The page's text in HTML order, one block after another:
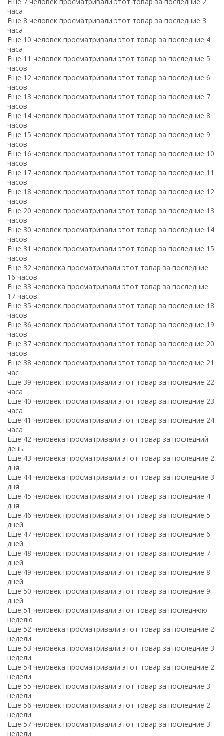
часа
Еще 8 человек просматривали этот товар за последние 3
часа
Еще 10 человек просматривали этот товар за последние 4
часа
Еще 11 человек просматривали этот товар за последние 5
часов
Еще 12 человек просматривали этот товар за последние 6
часов
Еще 13 человек просматривали этот товар за последние 7
часов
Еще 14 человек просматривали этот товар за последние 8
часов
Еще 15 человек просматривали этот товар за последние 9
часов
Еще 16 человек просматривали этот товар за последние 10
часов
Еще 17 человек просматривали этот товар за последние 11
часов
Еще 18 человек просматривали этот товар за последние 12
часов
Еще 20 человек просматривали этот товар за последние 13
часов
Еще 30 человек просматривали этот товар за последние 14
часов
Еще 31 человек просматривали этот товар за последние 15
часов
Еще 32 человека просматривали этот товар за последние
16 часов
Еще 33 человека просматривали этот товар за последние
17 часов
Еще 35 человек просматривали этот товар за последние 18
часов
Еще 36 человек просматривали этот товар за последние 19
часов
Еще 37 человек просматривали этот товар за последние 20
часов
Еще 38 человек просматривали этот товар за последние 21
час
Еще 39 человек просматривали этот товар за последние 22
часа
Еще 40 человек просматривали этот товар за последние 23
часа
Еще 41 человек просматривали этот товар за последние 24
часа
Еще 42 человека просматривали этот товар за последний
день
Еще 43 человека просматривали этот товар за последние 2
дня
Еще 44 человека просматривали этот товар за последние 3
дня
Еще 45 человек просматривали этот товар за последние 4
дня
Еще 46 человек просматривали этот товар за последние 5
дней
Еще 47 человек просматривали этот товар за последние 6
дней
Еще 48 человек просматривали этот товар за последние 7
дней
Еще 49 человек просматривали этот товар за последние 8
дней
Еще 50 человек просматривали этот товар за последние 9
дней
Еще 51 человек просматривали этот товар за последнюю
неделю
Еще 52 человека просматривали этот товар за последние 2
недели
Еще 53 человека просматривали этот товар за последние 3
недели
Еще 54 человека просматривали этот товар за последние 2
недели
Еще 55 человек просматривали этот товар за последние 3
недели
Еще 56 человек просматривали этот товар за последние 2
недели
Еще 57 человек просматривали этот товар за последние 3
недели